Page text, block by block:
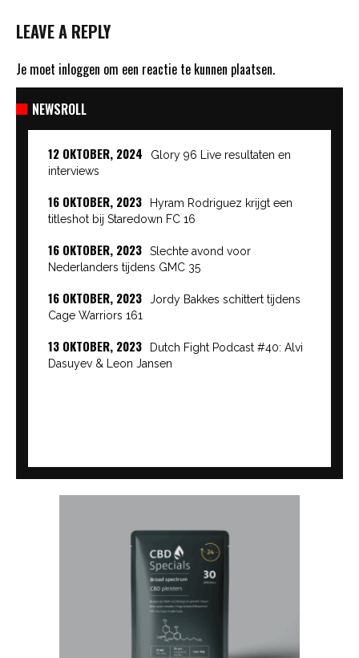
LEAVE A REPLY
Je moet inloggen om een reactie te kunnen plaatsen.
NEWSROLL
12 OKTOBER, 2024
Glory 96 Live resultaten en
interviews
16 OKTOBER, 2023
Hyram Rodriguez krijgt een
titleshot bij Staredown FC 16
16 OKTOBER, 2023
Slechte avond voor
Nederlanders tijdens GMC 35
16 OKTOBER, 2023
Jordy Bakkes schittert tijdens
Cage Warriors 161
13 OKTOBER, 2023
Dutch Fight Podcast #40: Alvi
Dasuyev & Leon Jansen